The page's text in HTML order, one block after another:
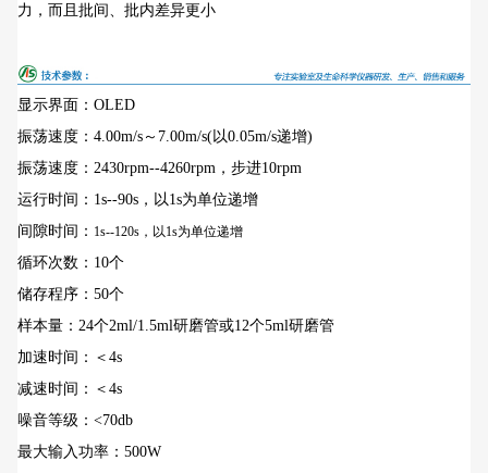
力，而且批间、批内差异更小
显示界面：OLED
振荡速度：4.00m/s～7.00m/s(以0.05m/s递增)
振荡速度：2430rpm--4260rpm，步进10rpm
运行时间：1s--90s，以1s为单位递增
间隙时间： 1s--120s，以1s为单位递增
循环次数：10个
储存程序：50个
样本量：24个2ml/1.5ml研磨管或12个5ml研磨管
加速时间：＜4s
减速时间：＜4s
噪音等级：<70db
最大输入功率：500W